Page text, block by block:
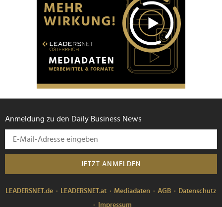
Anmeldung zu den Daily Business News
JETZT ANMELDEN
LEADERSNET.de LEADERSNET.at Mediadaten AGB
Datenschutz
Impressum